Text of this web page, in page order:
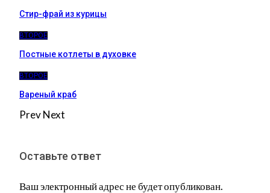
Стир-фрай из курицы
ВТОРОЕ
Постные котлеты в духовке
ВТОРОЕ
Вареный краб
PrevNext
Оставьте ответ
Ваш электронный адрес не будет опубликован.